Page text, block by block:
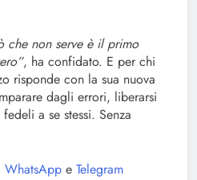
che non serve è il primo
, ha confidato. E per chi
risponde con la sua nuova
dagli errori, liberarsi
a se stessi. Senza
WhatsApp e Telegram